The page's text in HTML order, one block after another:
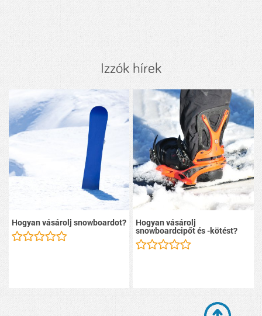
Izzók hírek
Hogyan vásárolj snowboardot? Hogyan vásárolj
snowboardcipőt és -kötést?